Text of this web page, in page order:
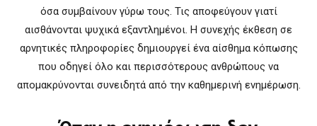
όσα συμβαίνουν γύρω τους. Τις αποφεύγουν γιατί
αισθάνονται ψυχικά εξαντλημένοι. Η συνεχής έκθεση σε
αρνητικές πληροφορίες δημιουργεί ένα αίσθημα κόπωσης
που οδηγεί όλο και περισσότερους ανθρώπους να
απομακρύνονται συνειδητά από την καθημερινή ενημέρωση.